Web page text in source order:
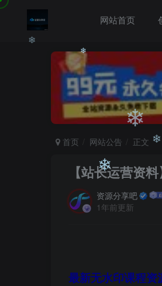
网站首页
首页 网站公告 正文
【站长运营资
资源分享吧
1年前更新
最新无水印课程资
❄
❄
❄
❄